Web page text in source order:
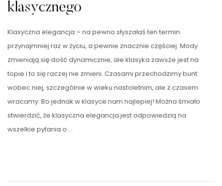
klasycznego
Klasyczna elegancja – na pewno słyszałaś ten termin
przynajmniej raz w życiu, a pewnie znacznie częściej. Mody
zmieniają się dość dynamicznie, ale klasyka zawsze jest na
topie i to się raczej nie zmieni. Czasami przechodzimy bunt
wobec niej, szczególnie w wieku nastoletnim, ale z czasem
wracamy. Bo jednak w klasyce nam najlepiej! Można śmiało
stwierdzić, że klasyczna elegancja jest odpowiedzią na
wszelkie pytania o …